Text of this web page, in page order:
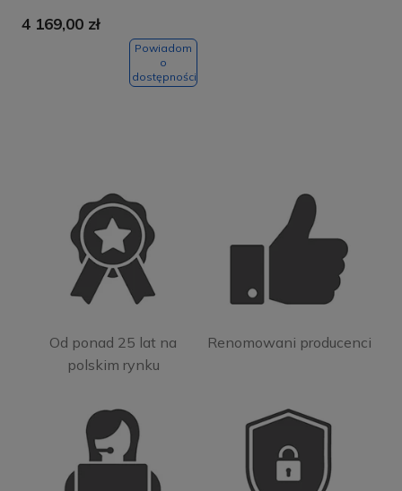
4 169,00 zł
Powiadom
o
dostępności
Od ponad 25 lat na
polskim rynku
Renomowani producenci